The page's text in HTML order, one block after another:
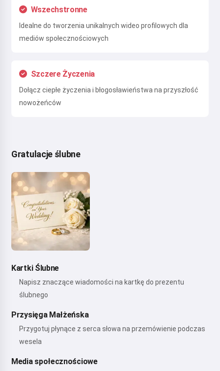
Wszechstronne
Idealne do tworzenia unikalnych wideo profilowych dla
mediów społecznościowych
Szczere Życzenia
Dołącz ciepłe życzenia i błogosławieństwa na przyszłość
nowożeńców
Gratulacje ślubne
Kartki Ślubne
Napisz znaczące wiadomości na kartkę do prezentu
ślubnego
Przysięga Małżeńska
Przygotuj płynące z serca słowa na przemówienie podczas
wesela
Media społecznościowe